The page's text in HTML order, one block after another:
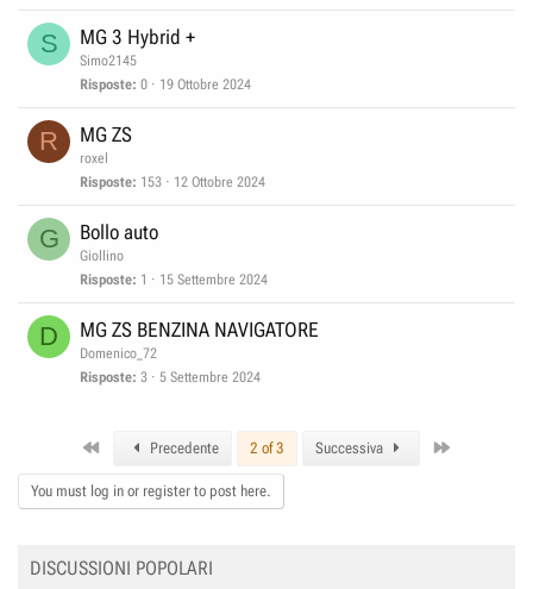
S MG 3 Hybrid +
Simo2145
Risposte 0 19 Ottobre 2024
R MG ZS
roxel
Risposte 153 12 Ottobre 2024
G Bollo auto
Giollino
Risposte 1 15 Settembre 2024
D MG ZS BENZINA NAVIGATORE
Domenico_72
Risposte 3 5 Settembre 2024
Precedente 2 of 3 Successiva
You must log in or register to post here.
DISCUSSIONI POPOLARI